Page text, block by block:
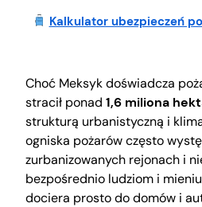
Kalkulator ubezpieczeń
Choć Meksyk doświadcza
stracił ponad 1,6 miliona
strukturą urbanistyczną i
ogniska pożarów często
zurbanizowanych rejonach i
bezpośrednio ludziom i
dociera prosto do domów i